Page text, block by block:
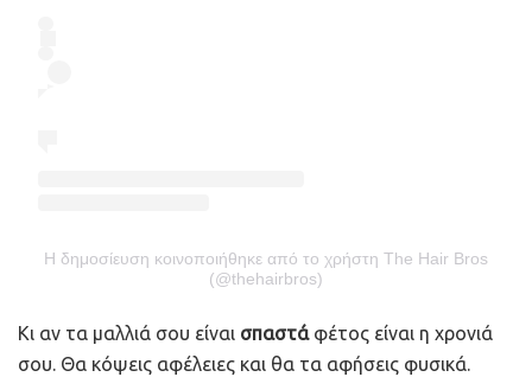
Η δημοσίευση κοινοποιήθηκε από το χρήστη The Hair Bros
(@thehairbros)
Κι αν τα μαλλιά σου είναι σπαστάφέτος είναι η χρονιά
σου. Θα κόψεις αφέλειες και θα τα αφήσεις φυσικά.